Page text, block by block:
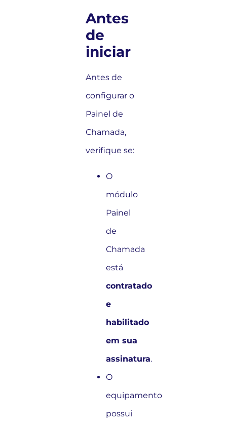
Antes
de
iniciar
Antes de
configurar o
Painel de
Chamada,
verifique se:
O
módulo
Painel
de
Chamada
está
contratado
e
habilitado
em sua
assinatura.
O
equipamento
possui